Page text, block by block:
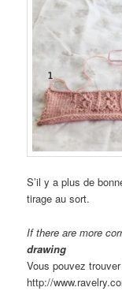
S’il y a plus de
tirage au sort.
If there are more
drawing
Vous pouvez
http://